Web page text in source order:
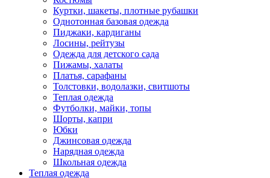
Куртки, шакеты, плотные рубашки
Однотонная базовая одежда
Пиджаки, кардиганы
Лосины, рейтузы
Одежда для детского сада
Пижамы, халаты
Платья, сарафаны
Толстовки, водолазки, свитшоты
Теплая одежда
Футболки, майки, топы
Шорты, капри
Юбки
Джинсовая одежда
Нарядная одежда
Школьная одежда
Теплая одежда